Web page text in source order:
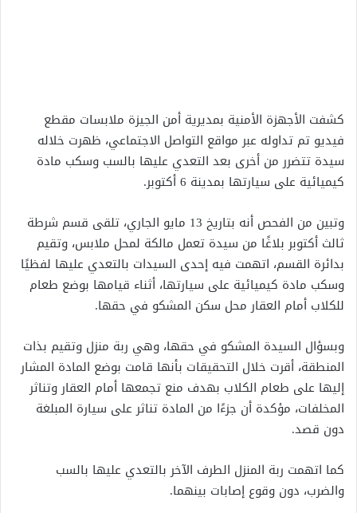
كشفت الأجهزة الأمنية بمديرية أمن الجيزة ملابسات مقطع
فيديو تم تداوله عبر مواقع التواصل الاجتماعي، ظهرت خلاله
سيدة تتضرر من أخرى بعد التعدي عليها بالسب وسكب مادة
كيميائية على سيارتها بمدينة 6 أكتوبر.
وتبين من الفحص أنه بتاريخ 13 مايو الجاري، تلقى قسم شرطة
ثالث أكتوبر بلاغًا من سيدة تعمل مالكة لمحل ملابس، وتقيم
بدائرة القسم، اتهمت فيه إحدى السيدات بالتعدي عليها لفظيًا
وسكب مادة كيميائية على سيارتها، أثناء قيامها بوضع طعام
للكلاب أمام العقار محل سكن المشكو في حقها.
وبسؤال السيدة المشكو في حقها، وهي ربة منزل وتقيم بذات
المنطقة، أقرت خلال التحقيقات بأنها قامت بوضع المادة المشار
إليها على طعام الكلاب بهدف منع تجمعها أمام العقار وتناثر
المخلفات، مؤكدة أن جزءًا من المادة تناثر على سيارة المبلغة
دون قصد.
كما اتهمت ربة المنزل الطرف الآخر بالتعدي عليها بالسب
والضرب، دون وقوع إصابات بينهما.